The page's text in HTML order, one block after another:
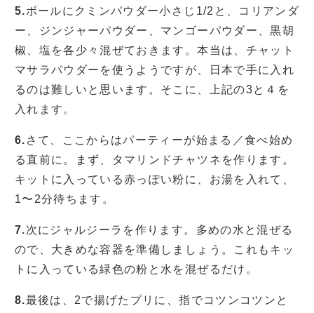
5.ボールにクミンパウダー小さじ1/2と、コリアンダ
ー、ジンジャーパウダー、マンゴーパウダー、黒胡
椒、塩を各少々混ぜておきます。本当は、チャット
マサラパウダーを使うようですが、日本で手に入れ
るのは難しいと思います。そこに、上記の3と４を
入れます。
6. さて、ここからはパーティーが始まる／食べ始め
る直前に。まず、タマリンドチャツネを作ります。
キットに入っている赤っぽい粉に、お湯を入れて、
1〜2分待ちます。
7.次にジャルジーラを作ります。多めの水と混ぜる
ので、大きめな容器を準備しましょう。これもキッ
トに入っている緑色の粉と水を混ぜるだけ。
8.最後は、2で揚げたプリに、指でコツンコツンと